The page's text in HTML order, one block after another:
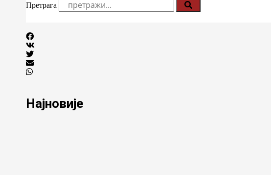
Претрага
Најновије